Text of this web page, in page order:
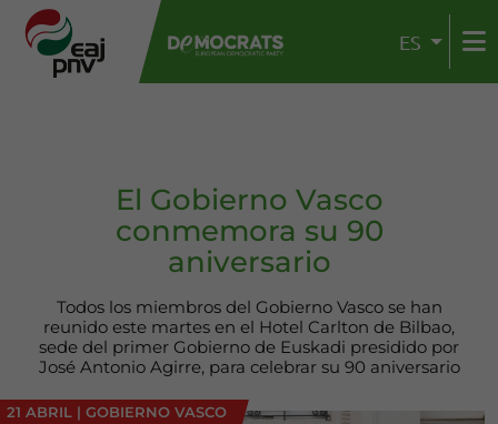
ES
El Gobierno Vasco
conmemora su 90
aniversario
Todos los miembros del Gobierno Vasco se han
reunido este martes en el Hotel Carlton de Bilbao,
sede del primer Gobierno de Euskadi presidido por
José Antonio Agirre, para celebrar su 90 aniversario
21 ABRIL | GOBIERNO VASCO